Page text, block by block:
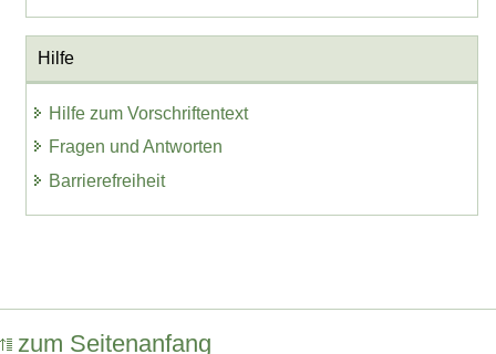
Hilfe
Hilfe zum Vorschriftentext
Fragen und Antworten
Barrierefreiheit
zum Seitenanfang